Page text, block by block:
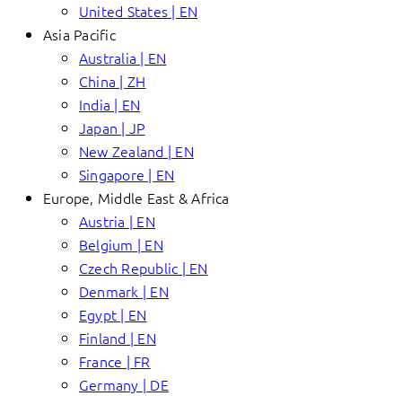
United States | EN
Asia Pacific
Australia | EN
China | ZH
India | EN
Japan | JP
New Zealand | EN
Singapore | EN
Europe, Middle East & Africa
Austria | EN
Belgium | EN
Czech Republic | EN
Denmark | EN
Egypt | EN
Finland | EN
France | FR
Germany | DE